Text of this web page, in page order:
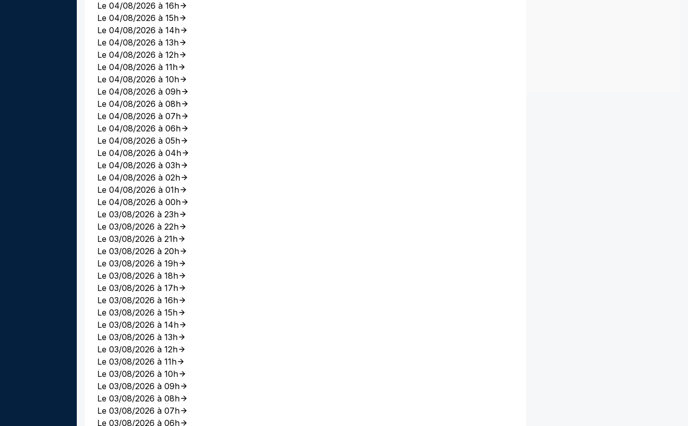
Le 04/08/2026 à 16h
Le 04/08/2026 à 15h
Le 04/08/2026 à 14h
Le 04/08/2026 à 13h
Le 04/08/2026 à 12h
Le 04/08/2026 à 11h
Le 04/08/2026 à 10h
Le 04/08/2026 à 09h
Le 04/08/2026 à 08h
Le 04/08/2026 à 07h
Le 04/08/2026 à 06h
Le 04/08/2026 à 05h
Le 04/08/2026 à 04h
Le 04/08/2026 à 03h
Le 04/08/2026 à 02h
Le 04/08/2026 à 01h
Le 04/08/2026 à 00h
Le 03/08/2026 à 23h
Le 03/08/2026 à 22h
Le 03/08/2026 à 21h
Le 03/08/2026 à 20h
Le 03/08/2026 à 19h
Le 03/08/2026 à 18h
Le 03/08/2026 à 17h
Le 03/08/2026 à 16h
Le 03/08/2026 à 15h
Le 03/08/2026 à 14h
Le 03/08/2026 à 13h
Le 03/08/2026 à 12h
Le 03/08/2026 à 11h
Le 03/08/2026 à 10h
Le 03/08/2026 à 09h
Le 03/08/2026 à 08h
Le 03/08/2026 à 07h
Le 03/08/2026 à 06h